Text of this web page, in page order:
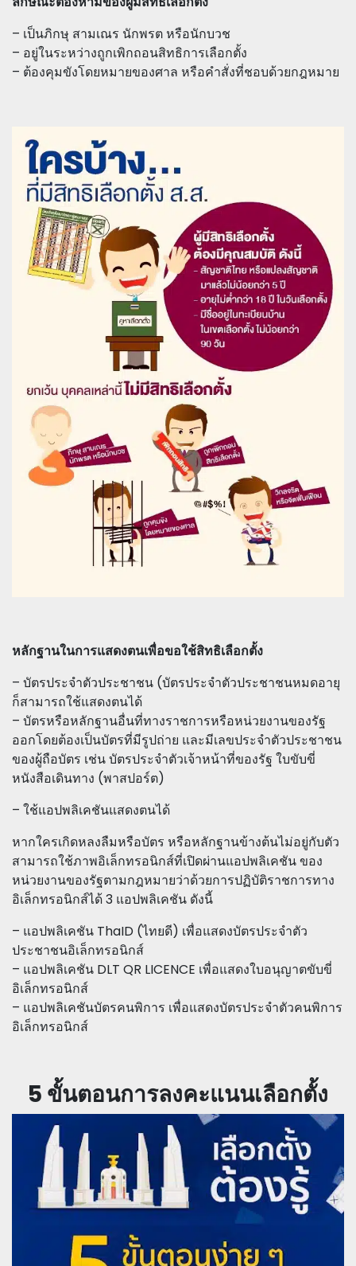
– เป็นภิกษุ สามเณร นักพรต หรือนักบวช
– อยู่ในระหว่างถูกเพิกถอนสิทธิการเลือกตั้ง
– ต้องคุมขังโดยหมายของศาล หรือคำสั่งที่ชอบด้วยกฎหมาย
หลักฐานในการแสดงตนเพื่อขอใช้สิทธิเลือกตั้ง
– บัตรประจำตัวประชาชน (บัตรประจำตัวประชาชนหมดอายุ
ก็สามารถใช้แสดงตนได้
– บัตรหรือหลักฐานอื่นที่ทางราชการหรือหน่วยงานของรัฐ
ออกโดยต้องเป็นบัตรที่มีรูปถ่าย และมีเลขประจำตัวประชาชน
ของผู้ถือบัตร เช่น บัตรประจำตัวเจ้าหน้าที่ของรัฐ ใบขับขี่
หนังสือเดินทาง (พาสปอร์ต)
– ใช้แอปพลิเคชันแสดงตนได้
หากใครเกิดหลงลืมหรือบัตร หรือหลักฐานข้างต้นไม่อยู่กับตัว
สามารถใช้ภาพอิเล็กทรอนิกส์ที่เปิดผ่านแอปพลิเคชัน ของ
หน่วยงานของรัฐตามกฎหมายว่าด้วยการปฏิบัติราชการทาง
อิเล็กทรอนิกส์ได้ 3 แอปพลิเคชัน ดังนี้
– แอปพลิเคชัน ThaID (ไทยดี) เพื่อแสดงบัตรประจำตัว
ประชาชนอิเล็กทรอนิกส์
– แอปพลิเคชัน DLT QR LICENCE เพื่อแสดงใบอนุญาตขับขี่
อิเล็กทรอนิกส์
– แอปพลิเคชันบัตรคนพิการ เพื่อแสดงบัตรประจำตัวคนพิการ
อิเล็กทรอนิกส์
5 ขั้นตอนการลงคะแนนเลือกตั้ง